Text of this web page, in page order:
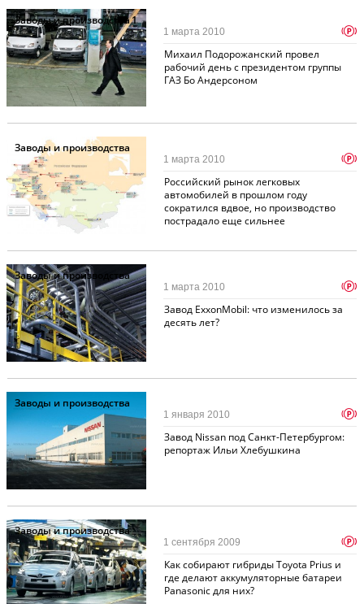
Заводы и производства1
Михаил Подорожанский провел
рабочий день с президентом группы
ГАЗ Бо Андерсоном
1 марта 2010 p
Заводы и производства
Российский рынок легковых
автомобилей в прошлом году
сократился вдвое, но производство
пострадало еще сильнее
1 марта 2010 p
Заводы и производства
Завод ExxonMobil: что изменилось за
десять лет?
1 марта 2010 p
Заводы и производства
Завод Nissan под Санкт-Петербургом:
репортаж Ильи Хлебушкина
1 января 2010 p
Заводы и производства
Как собирают гибриды Toyota Prius и
где делают аккумуляторные батареи
Panasonic для них?
1 сентября 2009 p